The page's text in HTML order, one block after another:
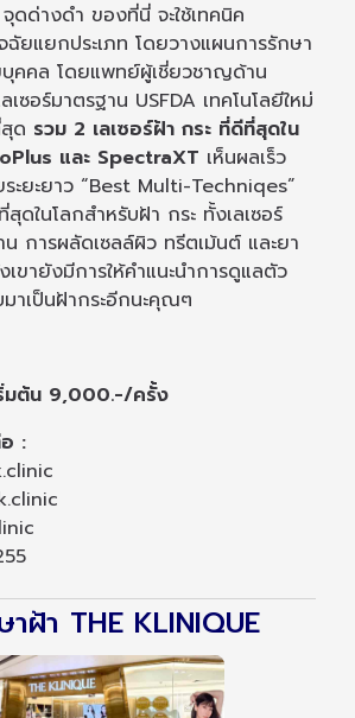
ดด่างดำ ของที่นี่ จะใช้เทคนิค
ยแยกประเภท โดยวางแผนการรักษา
บุคคล โดยแพทย์ผู้เชี่ยวชาญด้าน
เซอร์มาตรฐาน USFDA เทคโนโลยีใหม่
ด รวม 2 เลเซอร์ฝ้า กระ ที่ดีที่สุดใน
และ SpectraXT เห็นผลเร็ว
ระยะยาว “Best Multi-Techniqes”
ดในโลกสำหรับฝ้า กระ ทั้งเลเซอร์
น การผลัดเซลล์ผิว ทรีตเม้นต์ และยา
ขายังมีการให้คำแนะนำการดูแลตัว
มาเป็นฝ้ากระอีกนะคุณๆ
ริ่มต้น 9,000.-/ครั้ง
:
ฝ้า THE KLINIQUE